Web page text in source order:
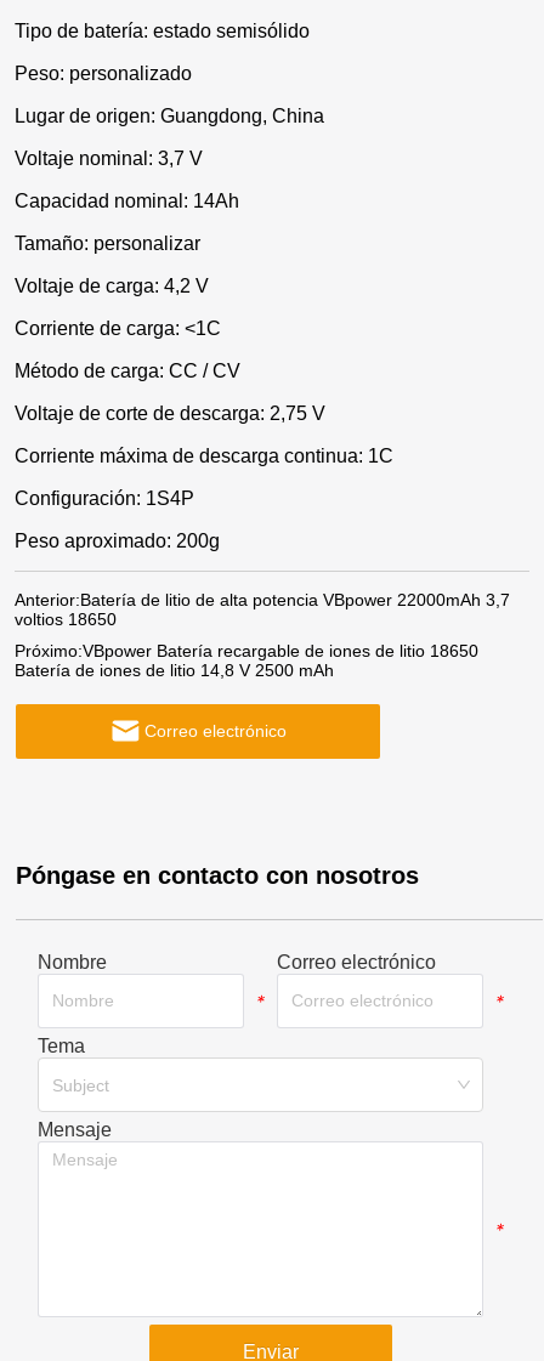
Tipo de batería: estado semisólido
Peso: personalizado
Lugar de origen: Guangdong, China
Voltaje nominal: 3,7 V
Capacidad nominal: 14Ah
Tamaño: personalizar
Voltaje de carga: 4,2 V
Corriente de carga: <1C
Método de carga: CC / CV
Voltaje de corte de descarga: 2,75 V
Corriente máxima de descarga continua: 1C
Configuración: 1S4P
Peso aproximado: 200g
Anterior:Batería de litio de alta potencia VBpower 22000mAh 3,7
voltios 18650
Próximo:VBpower Batería recargable de iones de litio 18650
Batería de iones de litio 14,8 V 2500 mAh
Correo electrónico
Póngase en contacto con nosotros
Nombre
*
Correo electrónico
*
Tema
Subject
Mensaje
*
Enviar